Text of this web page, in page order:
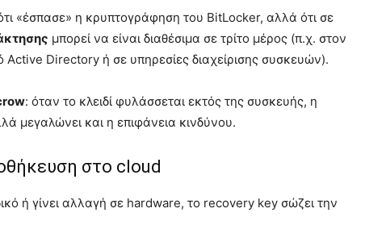
«έσπασε» η κρυπτογράφηση του BitLocker, αλλά ότι σε
μπορεί να είναι διαθέσιμα σε τρίτο μέρος (π.χ. στον
Active Directory ή σε υπηρεσίες διαχείρισης συσκευών).
: όταν το κλειδί φυλάσσεται εκτός της συσκευής, η
μεγαλώνει και η επιφάνεια κινδύνου.
στο cloud
ή γίνει αλλαγή σε hardware, το recovery key σώζει την